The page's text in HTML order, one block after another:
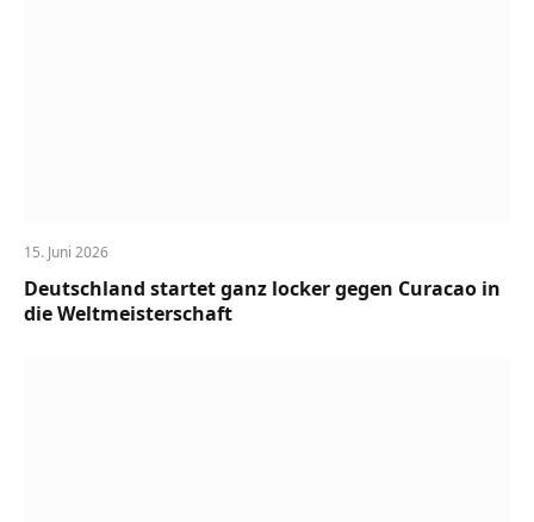
15. Juni 2026
Deutschland startet ganz locker gegen Curacao in
die Weltmeisterschaft